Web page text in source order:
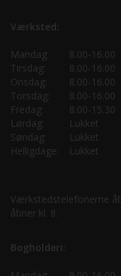
Værksted:
Mandag:
8.00-16.00
Tirsdag:
8.00-16.00
Onsdag:
8.00-16.00
Torsdag:
8.00-16.00
Fredag:
8.00-15.30
Lørdag:
Lukket
Søndag:
Lukket
Helligdage:
Lukket
Værkstedstelefonerne
åbner kl. 8.
Bogholderi: